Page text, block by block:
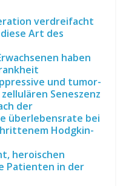
verdreifacht
Art des
haben
und tumor-
Seneszenz
der
überlebensrate bei
Hodgkin-
heroischen
Patienten in der